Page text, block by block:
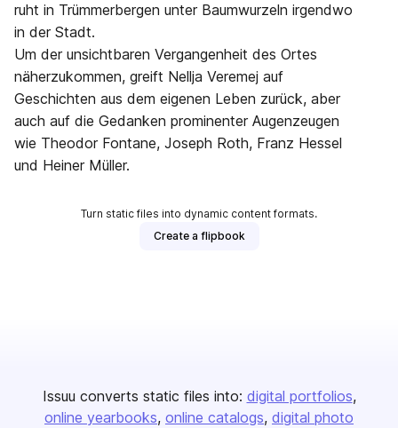
ruht in Trümmerbergen unter Baumwurzeln irgendwo
in der Stadt.
Um der unsichtbaren Vergangenheit des Ortes
näherzukommen, greift Nellja Veremej auf
Geschichten aus dem eigenen Leben zurück, aber
auch auf die Gedanken prominenter Augenzeugen
wie Theodor Fontane, Joseph Roth, Franz Hessel
und Heiner Müller.
Turn static files into dynamic content formats.
Create a flipbook
Issuu converts static files into: digital portfolios
online yearbooks online catalogs digital photo